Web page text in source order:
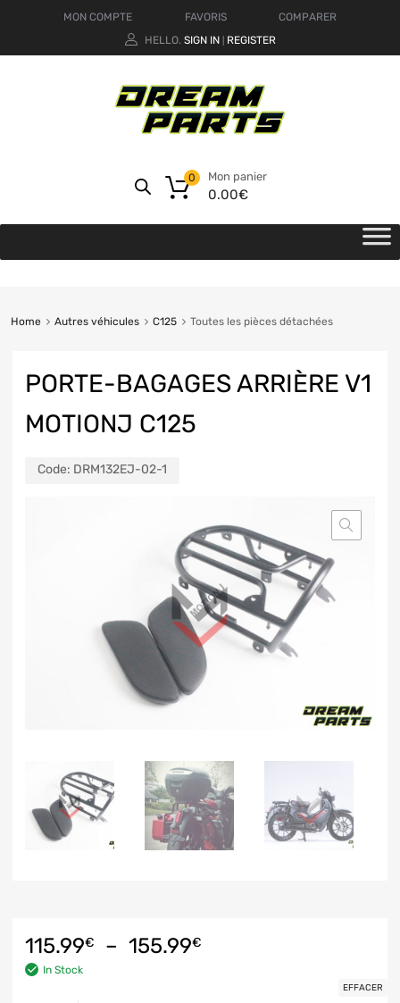
MON COMPTE FAVORIS
COMPARER
HELLO. SIGN IN REGISTER
Mon panier
0.00€
0
Home Autres véhicules C125 Toutes les pièces détachées
PORTE-BAGAGES ARRIÈRE V1
MOTIONJ C125
Code: DRM132EJ-02-1
115.99€ – 155.99€
In Stock
EFFACER